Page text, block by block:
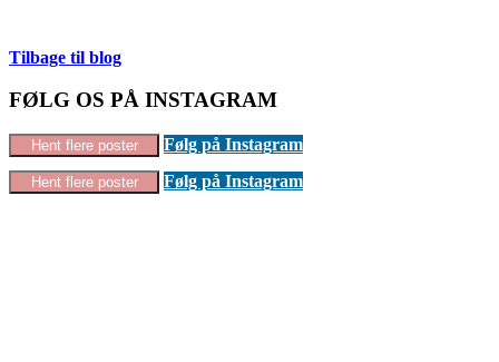
Tilbage til blog
FØLG OS PÅ INSTAGRAM
Hent flere poster Følg på Instagram
Hent flere poster Følg på Instagram